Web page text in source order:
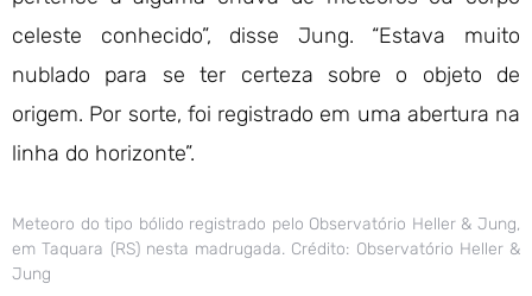
celeste conhecido”, disse Jung. “Estava muito
nublado para se ter certeza sobre o objeto de
origem. Por sorte, foi registrado em uma abertura na
linha do horizonte”.
Meteoro do tipo bólido registrado pelo Observatório Heller & Jung,
em Taquara (RS) nesta madrugada. Crédito: Observatório Heller &
Jung